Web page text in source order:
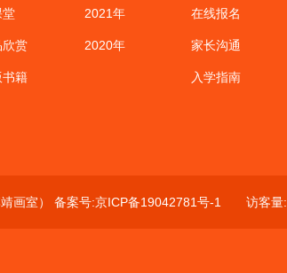
堂
欣赏
书籍
2021年
2020年
在线报名
家长沟通
入学指南
画室） 备案号:京ICP备19042781号-1 访客量: